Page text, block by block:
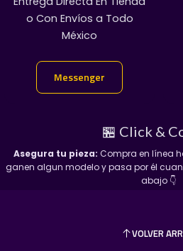
moderno. Greenlight se
vehículo real, lo que la
tanto para quienes inician su
veteranos que buscan
Información de
o Con Envíos a Todo
México
Messenger
Manda Mensaje:
Messenger
🏪 Click &
Asegura tu pieza: Compra en línea
ganen algun modelo y pasa por él
abajo 👇
VOLVER